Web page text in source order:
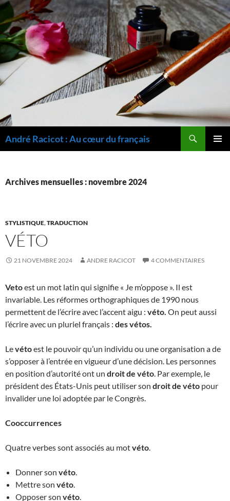
André Racicot : Au cœur du français
Archives mensuelles : novembre 2024
STYLISTIQUE,TRADUCTION
VÉTO
21 NOVEMBRE 2024 ANDRE RACICOT 4 COMMENTAIRES
Vetoest un mot latin qui signifie « Je m’oppose ». Il est
invariable. Les réformes orthographiques de 1990 nous
permettent de l’écrire avec l’accent aigu : véto. On peut aussi
l’écrire avec un pluriel français : des vétos.
Levétoest le pouvoir qu’un individu ou une organisation a de
s’opposer à l’entrée en vigueur d’une décision. Les personnes
en position d’autorité ont un droit de véto. Par exemple, le
président des États-Unis peut utiliser son droit de véto pour
invalider une loi adoptée par le Congrès.
Cooccurrences
Quatre verbes sont associés au motvéto.
Donner son véto.
Mettre son véto.
Opposer son véto.